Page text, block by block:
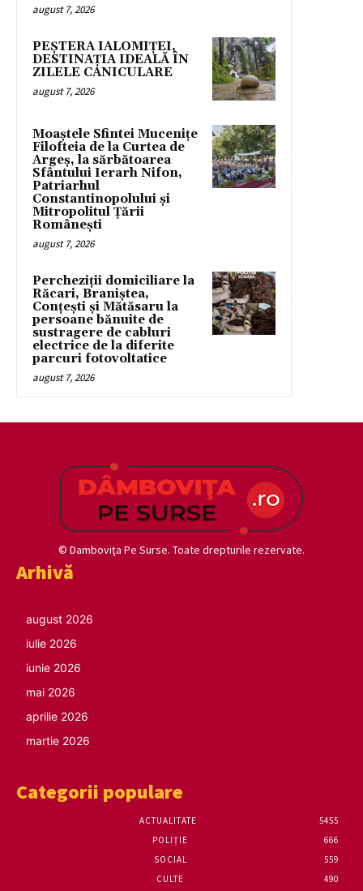
august 7, 2026
PEȘTERA IALOMIȚEI,
DESTINAȚIA IDEALĂ ÎN
ZILELE CANICULARE
august 7, 2026
Moaștele Sfintei Mucenițe
Filofteia de la Curtea de
Argeș, la sărbătoarea
Sfântului Ierarh Nifon,
Patriarhul
Constantinopolului și
Mitropolitul Țării
Românești
august 7, 2026
Percheziții domiciliare la
Răcari, Braniștea,
Conțești și Mătăsaru la
persoane bănuite de
sustragere de cabluri
electrice de la diferite
parcuri fotovoltatice
august 7, 2026
© Damboviţa Pe Surse. Toate drepturile rezervate.
Arhivă
august 2026
iulie 2026
iunie 2026
mai 2026
aprilie 2026
martie 2026
Categorii populare
ACTUALITATE
5455
POLIȚIE
666
SOCIAL
559
CULTE
490